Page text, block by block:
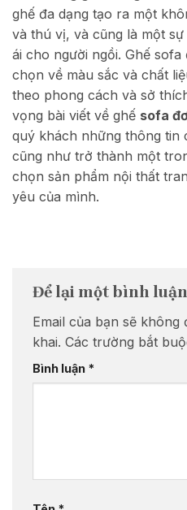
ghế đa dạng tạo ra một
và thú vị, và cũng là một
ái cho người ngồi. Ghế
chọn về màu sắc và chất
theo phong cách và sở
vọng bài viết về ghế sofa
quý khách những thông tin
cũng như trở thành một
chọn sản phẩm nội thất
yêu của mình.
Để lại một bình luận
Email của bạn sẽ
khai. Các trường bắt
Bình luận *